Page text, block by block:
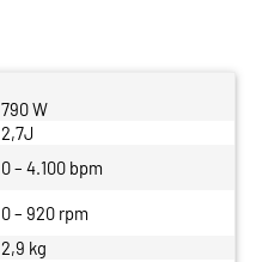
790 W
2,7J
0 – 4.100 bpm
0 – 920 rpm
2,9 kg